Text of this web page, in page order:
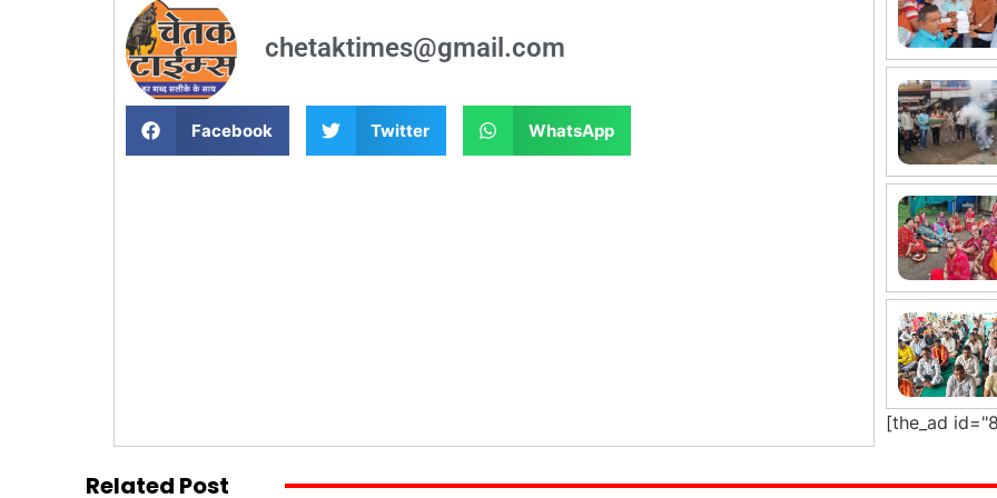
chetaktimes@gmail.com
Facebook Twitter WhatsApp
[the_ad
Related Post